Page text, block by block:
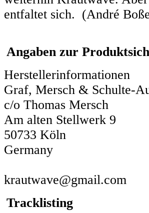
entfaltet sich. (André
Angaben zur
Herstellerinformationen
Graf, Mersch & Schulte-
c/o Thomas Mersch
Am alten Stellwerk 9
50733 Köln
Germany
krautwave@gmail.com
Tracklisting